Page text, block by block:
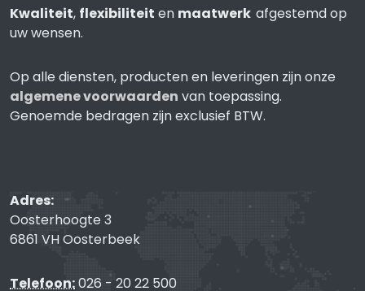
Kwaliteit, flexibiliteit en maatwerk afgestemd op
uw wensen.
Op alle diensten, producten en leveringen zijn onze
algemene voorwaarden van toepassing.
Genoemde bedragen zijn exclusief BTW.
Adres:
Oosterhoogte 3
6861 VH Oosterbeek
Telefoon:026 - 20 22 500